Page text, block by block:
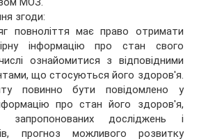
згоди:
повноліття має право отримати
інформацію про стан свого
ознайомитися з відповідними
що стосуються його здоров'я.
повинно бути повідомлено у
про стан його здоров'я,
запропонованих досліджень і
прогноз можливого розвитку